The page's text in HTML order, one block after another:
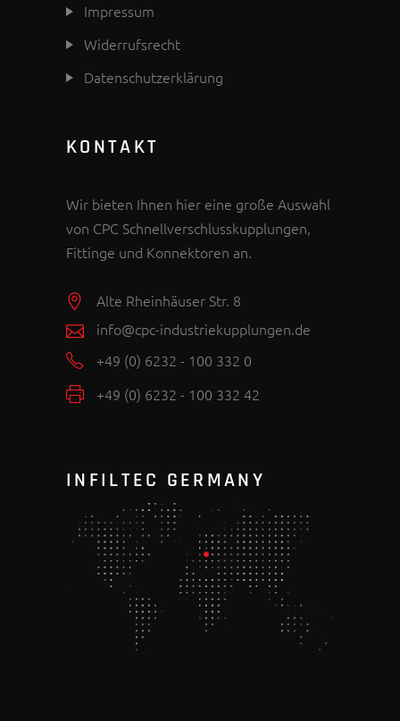
Impressum
Widerrufsrecht
Datenschutzerklärung
KONTAKT
Wir bieten Ihnen hier eine große Auswahl
von CPC Schnellverschlusskupplungen,
Fittinge und Konnektoren an.
Alte Rheinhäuser Str. 8
info@cpc-industriekupplungen.de
+49 (0) 6232 - 100 332 0
+49 (0) 6232 - 100 332 42
INFILTEC GERMANY